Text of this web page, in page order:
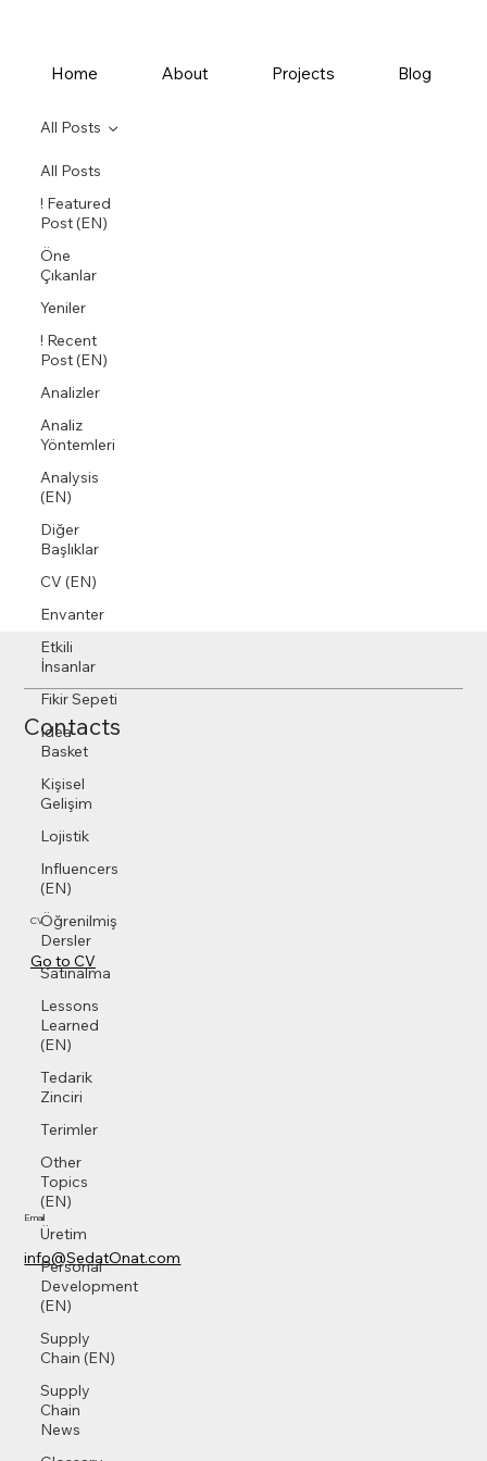
Home About Projects Blog
All Posts
! Featured
Post (EN)
Öne
Çıkanlar
Yeniler
! Recent
Post (EN)
Analizler
Analiz
Yöntemleri
Analysis
(EN)
Diğer
Başlıklar
CV (EN)
Envanter
Etkili
İnsanlar
Fikir Sepeti
Idea
Basket
Kişisel
Gelişim
Lojistik
Influencers
(EN)
Öğrenilmiş
Dersler
Satınalma
Lessons
Learned
(EN)
Tedarik
Zinciri
Terimler
Other
Topics
(EN)
Üretim
Personal
Development
(EN)
Supply
Chain (EN)
Supply
Chain
News
All Posts
Contacts
CV
Go to CV
info@SedatOnat.com
Email